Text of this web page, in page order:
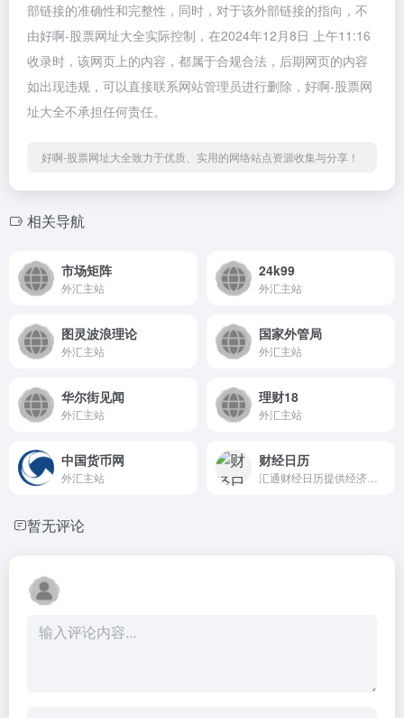
部链接的准确性和完整性，同时，对于该外部链接的指向，不
由好啊-股票网址大全实际控制，在2024年12月8日 上午11:16
收录时，该网页上的内容，都属于合规合法，后期网页的内容
如出现违规，可以直接联系网站管理员进行删除，好啊-股票网
址大全不承担任何责任。
好啊-股票网址大全致力于优质、实用的网络站点资源收集与分享！
相关导航
市场矩阵
外汇主站
24k99
外汇主站
图灵波浪理论
外汇主站
国家外管局
外汇主站
华尔街见闻
外汇主站
理财18
外汇主站
中国货币网
外汇主站
财经日历
暂无评论